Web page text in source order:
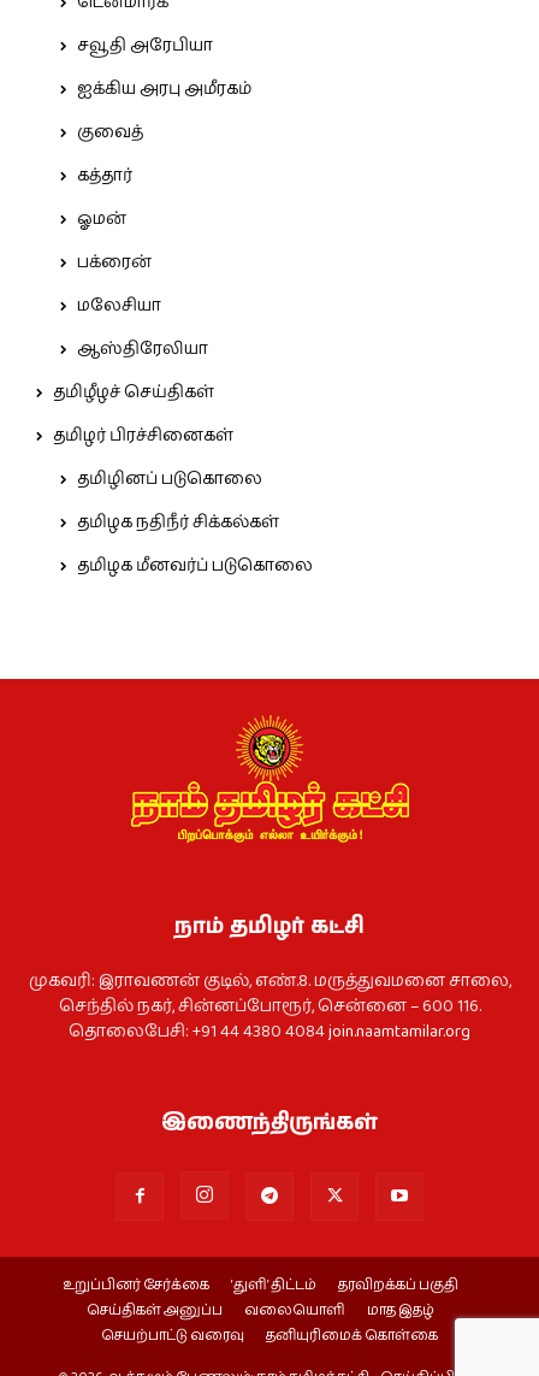
சவூதி அரேபியா
ஐக்கிய அரபு அமீரகம்
குவைத்
கத்தார்
ஓமன்
பக்ரைன்
மலேசியா
ஆஸ்திரேலியா
தமிழீழச் செய்திகள்
தமிழர் பிரச்சினைகள்
தமிழினப் படுகொலை
தமிழக நதிநீர் சிக்கல்கள்
தமிழக மீனவர்ப் படுகொலை
நாம் தமிழர் கட்சி
முகவரி: இராவணன் குடில், எண்.8. மருத்துவமனை சாலை,
செந்தில் நகர், சின்னப்போரூர், சென்னை – 600 116.
தொலைபேசி: +91 44 4380 4084join.naamtamilar.org
இணைந்திருங்கள்
உறுப்பினர் சேர்க்கை ‘துளி’ திட்டம்
தரவிறக்கப் பகுதி
செய்திகள் அனுப்ப
வலையொளி
மாத இதழ்
செயற்பாட்டு வரைவு
தனியுரிமைக் கொள்கை